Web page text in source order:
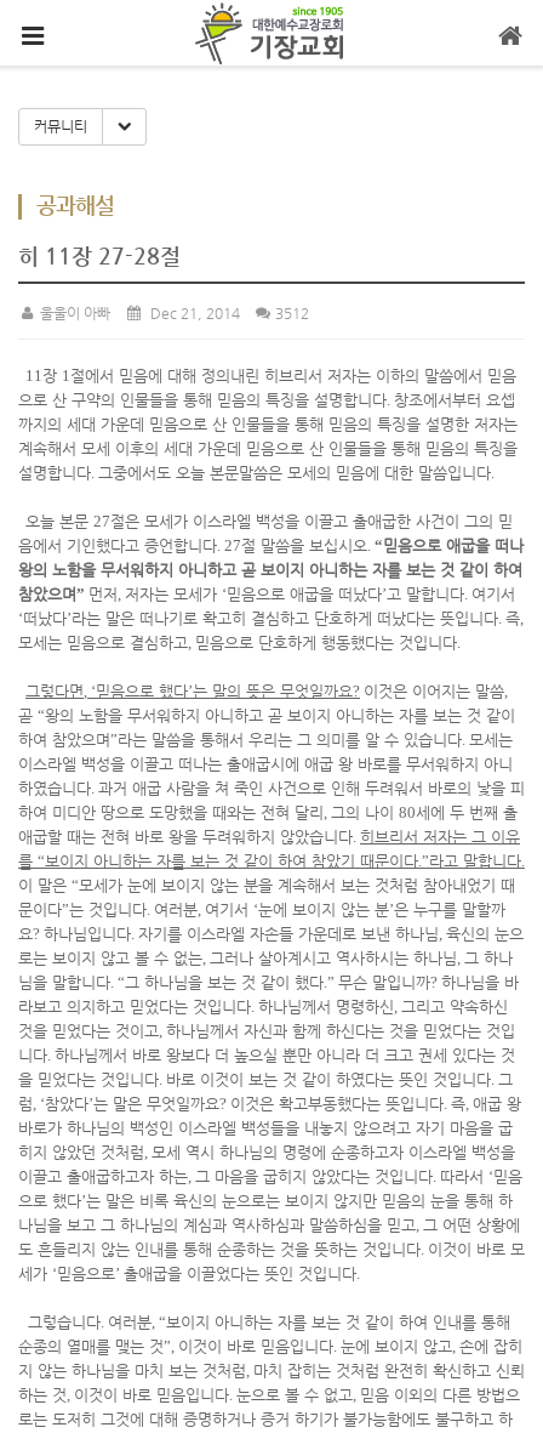
커뮤니티 Toggle Dropdown
공과해설
히 11장 27-28절
울울이 아빠 Dec 21, 2014 3512
11장 1절에서 믿음에 대해 정의내린 히브리서 저자는 이하의 말씀에서 믿음
으로 산 구약의 인물들을 통해 믿음의 특징을 설명합니다. 창조에서부터 요셉
까지의 세대 가운데 믿음으로 산 인물들을 통해 믿음의 특징을 설명한 저자는
계속해서 모세 이후의 세대 가운데 믿음으로 산 인물들을 통해 믿음의 특징을
설명합니다. 그중에서도 오늘 본문말씀은 모세의 믿음에 대한 말씀입니다.
오늘 본문 27절은 모세가 이스라엘 백성을 이끌고 출애굽한 사건이 그의 믿
음에서 기인했다고 증언합니다. 27절 말씀을 보십시오. “믿음으로 애굽을 떠나
왕의 노함을 무서워하지 아니하고 곧 보이지 아니하는 자를 보는 것 같이 하여
참았으며” 먼저 , 저자는 모세가 ‘믿음으로 애굽을 떠났다’고 말합니다. 여기서
‘떠났다’라는 말은 떠나기로 확고히 결심하고 단호하게 떠났다는 뜻입니다. 즉,
모세는 믿음으로 결심하고, 믿음으로 단호하게 행동했다는 것입니다.
그렇다면, ‘믿음으로 했다’는 말의 뜻은 무엇일까요? 이것은 이어지는 말씀,
곧 “왕의 노함을 무서워하지 아니하고 곧 보이지 아니하는 자를 보는 것 같이
하여 참았으며”라는 말씀을 통해서 우리는 그 의미를 알 수 있습니다. 모세는
이스라엘 백성을 이끌고 떠나는 출애굽시에 애굽 왕 바로를 무서워하지 아니
하였습니다. 과거 애굽 사람을 쳐 죽인 사건으로 인해 두려워서 바로의 낯을 피
하여 미디안 땅으로 도망했을 때와는 전혀 달리 , 그의 나이 80세에 두 번째 출
애굽할 때는 전혀 바로 왕을 두려워하지 않았습니다. 히브리서 저자는 그 이유
를 “보이지 아니하는 자를 보는 것 같이 하여 참았기 때문이다.”라고 말합니다.
이 말은 “모세가 눈에 보이지 않는 분을 계속해서 보는 것처럼 참아내었기 때
문이다”는 것입니다. 여러분, 여기서 ‘눈에 보이지 않는 분’은 누구를 말할까
요? 하나님입니다. 자기를 이스라엘 자손들 가운데로 보낸 하나님, 육신의 눈으
로는 보이지 않고 볼 수 없는, 그러나 살아계시고 역사하시는 하나님, 그 하나
님을 말합니다. “그 하나님을 보는 것 같이 했다.” 무슨 말입니까? 하나님을 바
라보고 의지하고 믿었다는 것입니다. 하나님께서 명령하신, 그리고 약속하신
것을 믿었다는 것이고, 하나님께서 자신과 함께 하신다는 것을 믿었다는 것입
니다. 하나님께서 바로 왕보다 더 높으실 뿐만 아니라 더 크고 권세 있다는 것
을 믿었다는 것입니다. 바로 이것이 보는 것 같이 하였다는 뜻인 것입니다. 그
럼, ‘참았다’는 말은 무엇일까요? 이것은 확고부동했다는 뜻입니다. 즉, 애굽 왕
바로가 하나님의 백성인 이스라엘 백성들을 내놓지 않으려고 자기 마음을 굽
히지 않았던 것처럼, 모세 역시 하나님의 명령에 순종하고자 이스라엘 백성을
이끌고 출애굽하고자 하는, 그 마음을 굽히지 않았다는 것입니다. 따라서 ‘믿음
으로 했다’는 말은 비록 육신의 눈으로는 보이지 않지만 믿음의 눈을 통해 하
나님을 보고 그 하나님의 계심과 역사하심과 말씀하심을 믿고, 그 어떤 상황에
도 흔들리지 않는 인내를 통해 순종하는 것을 뜻하는 것입니다. 이것이 바로 모
세가 ‘믿음으로’ 출애굽을 이끌었다는 뜻인 것입니다.
그렇습니다. 여러분, “보이지 아니하는 자를 보는 것 같이 하여 인내를 통해
순종의 열매를 맺는 것”, 이것이 바로 믿음입니다. 눈에 보이지 않고, 손에 잡히
지 않는 하나님을 마치 보는 것처럼, 마치 잡히는 것처럼 완전히 확신하고 신뢰
하는 것, 이것이 바로 믿음입니다. 눈으로 볼 수 없고, 믿음 이외의 다른 방법으
로는 도저히 그것에 대해 증명하거나 증거 하기가 불가능함에도 불구하고 하